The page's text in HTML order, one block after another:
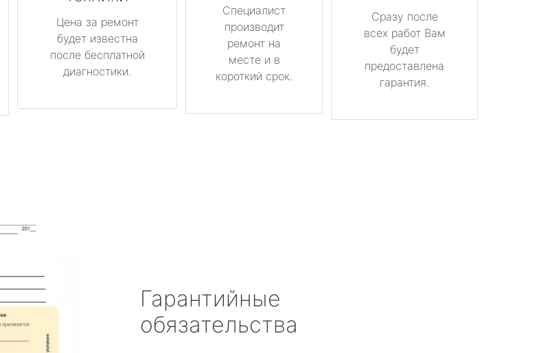
Цена за ремонт
будет известна
после бесплатной
диагностики.
Специалист
производит
ремонт на
месте и в
короткий срок.
Сразу после
всех работ Вам
будет
предоставлена
гарантия.
Гарантийные
обязательства